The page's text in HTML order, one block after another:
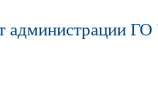
администрации ГО